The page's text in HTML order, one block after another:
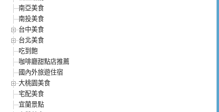
南亞美食
南投美食
台中美食
台北美食
吃到飽
咖啡廳甜點店推薦
國內外旅遊住宿
大桃園美食
宅配美食
宜蘭景點